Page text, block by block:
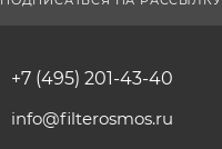
+7 (495) 201-43-40
info@filterosmos.ru